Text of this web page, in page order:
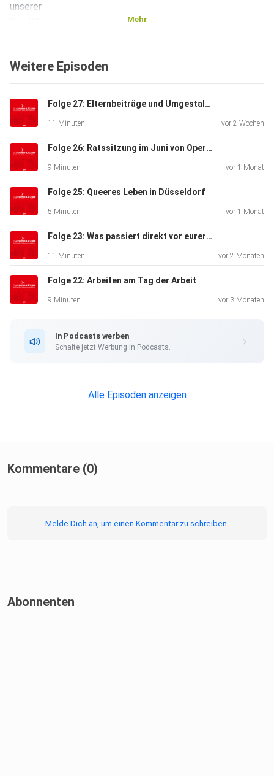
unserer
Darüber sprechen wir in dieser Folge mit Franca Bavaj,
der SPD/Volt-Ratsfraktion im Sozialausschuss. Es geht um
soziale
Gerechtigkeit, konkrete Auswirkungen der Kürzungen und
die Frage,
wo Düsseldorf sparen darf und wo eben nicht.
Mehr
Weitere Episoden
Folge 27: Elternbeiträge und Umgestaltung von Kö und Konrad Adenauer Platz
11 Minuten vor 2 Wochen
Folge 26: Ratssitzung im Juni von Opern-Neubau bis D-Ticket für Schüler*innen
9 Minuten vor 1 Monat
Folge 25: Queeres Leben in Düsseldorf
5 Minuten vor 1 Monat
Folge 23: Was passiert direkt vor eurer Haustür?
11 Minuten vor 2 Monaten
Folge 22: Arbeiten am Tag der Arbeit
9 Minuten vor 3 Monaten
In Podcasts werben
Schalte jetzt Werbung in Podcasts.
Alle Episoden anzeigen
Kommentare (0)
Melde Dich an, um einen Kommentar zu schreiben.
Abonnenten